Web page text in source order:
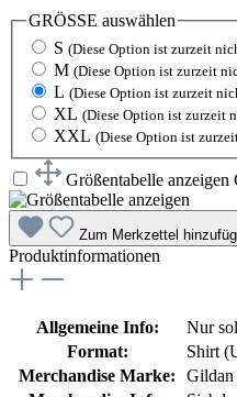
GRÖSSE auswählen
S (Diese Option ist zurzeit
M (Diese Option ist zurzeit
L (Diese Option ist zurzeit
XL (Diese Option ist zurzeit
XXL (Diese Option ist
Größentabelle anzeigen
Zum Merkzettel
Produktinformationen
Allgemeine Info:
Nur
Format:
Shirt
Merchandise Marke: